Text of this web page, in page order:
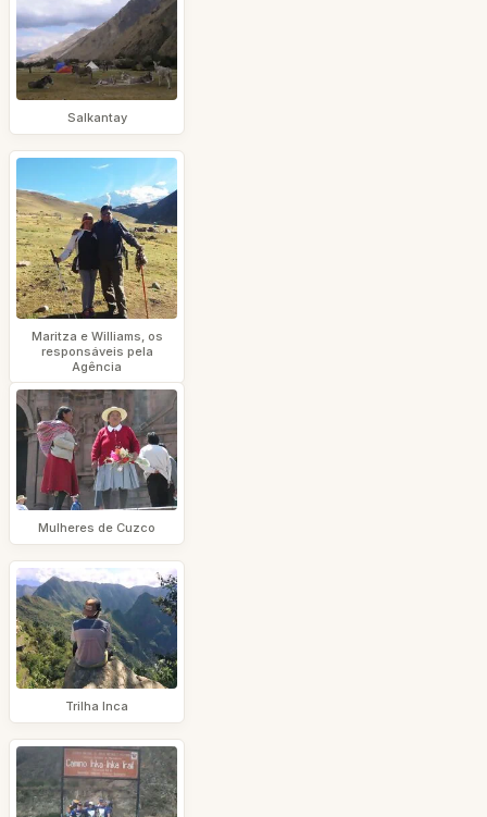
Salkantay
Maritza e Williams, os
responsáveis pela
Agência
Mulheres de Cuzco
Trilha Inca